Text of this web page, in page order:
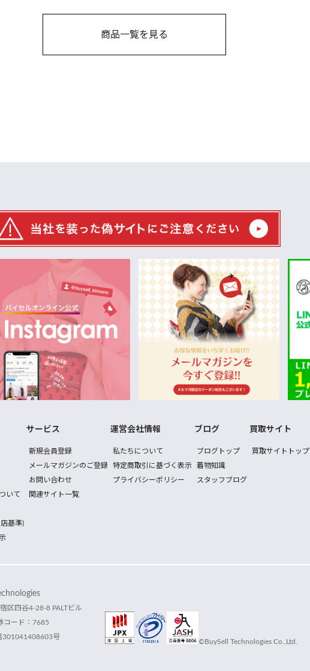
商品一覧を見る
いて
基準)
サービス
新規会員登録
メールマガジンのご登録
お問い合わせ
関連サイト一覧
運営会社情報
私たちについて
特定商取引に基づく表示
プライバシーポリシー
ブログ
ブログトップ
着物知識
スタッフブログ
買取サイト
買取サイトトップ
区四谷4-28-8 PALTビル
コード：7685
301041408603号
©BuySell Technologies Co.,Ltd.